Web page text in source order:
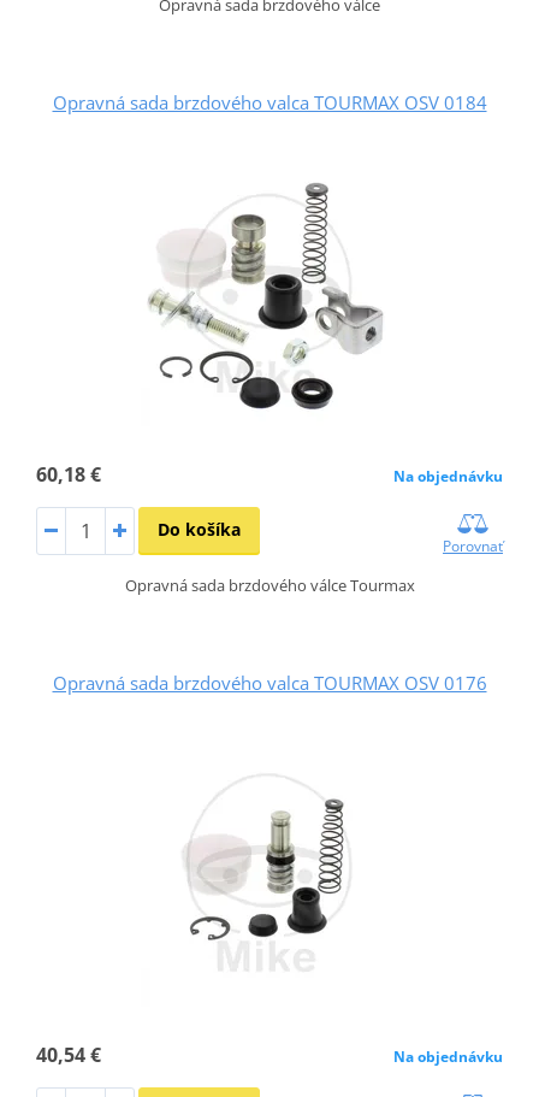
Opravná sada brzdového válce
Opravná sada brzdového valca TOURMAX OSV 0184
60,18 € Na objednávku
Do košíka
Porovnať
Opravná sada brzdového válce Tourmax
Opravná sada brzdového valca TOURMAX OSV 0176
40,54 € Na objednávku